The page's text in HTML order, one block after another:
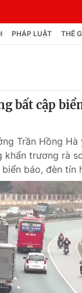
PHÁP LUẬT THẾ
bất cập
Trần Hồng
khẩn trương rà
báo, đèn tín